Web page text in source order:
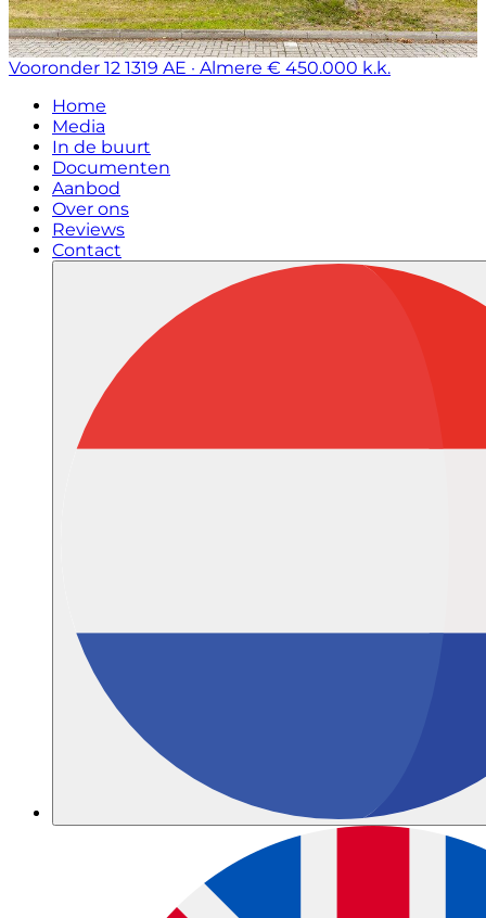
Vooronder 12 1319 AE · Almere € 450.000 k.k.
Home
Media
In de buurt
Documenten
Aanbod
Over ons
Reviews
Contact